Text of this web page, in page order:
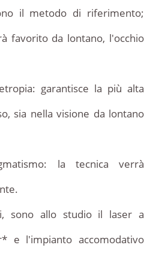
il metodo di riferimento;
favorito da lontano, l'occhio
garantisce la più alta
sia nella visione da lontano
la tecnica verrà
sono allo studio il laser a
e l'impianto accomodativo